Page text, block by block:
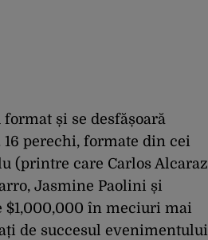
și se desfășoară
perechi, formate din cei
(printre care Carlos Alcaraz
Jasmine Paolini și
$1,000,000 în meciuri mai
de succesul evenimentului